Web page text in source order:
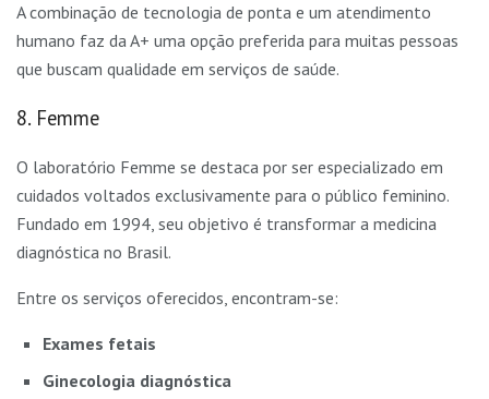
A combinação de tecnologia de ponta e um atendimento
humano faz da A+ uma opção preferida para muitas pessoas
que buscam qualidade em serviços de saúde.
8. Femme
O laboratório Femme se destaca por ser especializado em
cuidados voltados exclusivamente para o público feminino.
Fundado em 1994, seu objetivo é transformar a medicina
diagnóstica no Brasil.
Entre os serviços oferecidos, encontram-se:
Exames fetais
Ginecologia diagnóstica